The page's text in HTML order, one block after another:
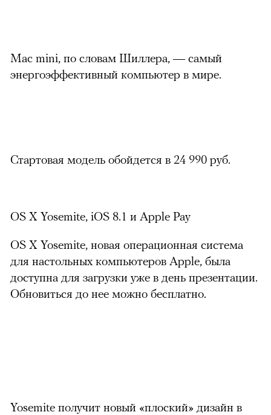
Mac mini, по словам Шиллера, — самый
энергоэффективный компьютер в мире.
Стартовая модель обойдется в 24 990 руб.
OS X Yosemite, iOS 8.1 и Apple Pay
OS X Yosemite, новая операционная система
для настольных компьютеров Apple, была
доступна для загрузки уже в день презентации.
Обновиться до нее можно бесплатно.
Yosemite получит новый «плоский» дизайн в